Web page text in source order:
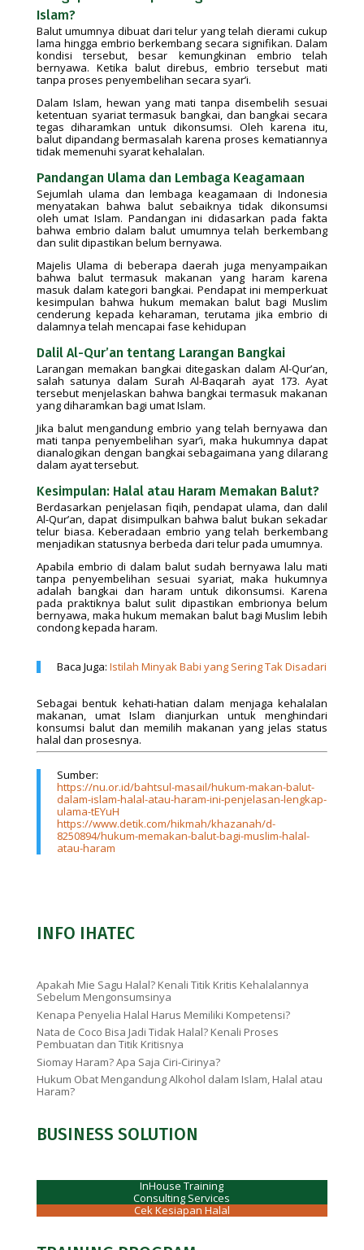
Islam?
Balut umumnya dibuat dari telur yang telah dierami cukup
lama hingga embrio berkembang secara signifikan. Dalam
kondisi tersebut, besar kemungkinan embrio telah
bernyawa. Ketika balut direbus, embrio tersebut mati
tanpa proses penyembelihan secara syar’i.
Dalam Islam, hewan yang mati tanpa disembelih sesuai
ketentuan syariat termasuk bangkai, dan bangkai secara
tegas diharamkan untuk dikonsumsi. Oleh karena itu,
balut dipandang bermasalah karena proses kematiannya
tidak memenuhi syarat kehalalan.
Pandangan Ulama dan Lembaga Keagamaan
Sejumlah ulama dan lembaga keagamaan di Indonesia
menyatakan bahwa balut sebaiknya tidak dikonsumsi
oleh umat Islam. Pandangan ini didasarkan pada fakta
bahwa embrio dalam balut umumnya telah berkembang
dan sulit dipastikan belum bernyawa.
Majelis Ulama di beberapa daerah juga menyampaikan
bahwa balut termasuk makanan yang haram karena
masuk dalam kategori bangkai. Pendapat ini memperkuat
kesimpulan bahwa hukum memakan balut bagi Muslim
cenderung kepada keharaman, terutama jika embrio di
dalamnya telah mencapai fase kehidupan
Dalil Al-Qur’an tentang Larangan Bangkai
Larangan memakan bangkai ditegaskan dalam Al-Qur’an,
salah satunya dalam Surah Al-Baqarah ayat 173. Ayat
tersebut menjelaskan bahwa bangkai termasuk makanan
yang diharamkan bagi umat Islam.
Jika balut mengandung embrio yang telah bernyawa dan
mati tanpa penyembelihan syar’i, maka hukumnya dapat
dianalogikan dengan bangkai sebagaimana yang dilarang
dalam ayat tersebut.
Kesimpulan: Halal atau Haram Memakan Balut?
Berdasarkan penjelasan fiqih, pendapat ulama, dan dalil
Al-Qur’an, dapat disimpulkan bahwa balut bukan sekadar
telur biasa. Keberadaan embrio yang telah berkembang
menjadikan statusnya berbeda dari telur pada umumnya.
Apabila embrio di dalam balut sudah bernyawa lalu mati
tanpa penyembelihan sesuai syariat, maka hukumnya
adalah bangkai dan haram untuk dikonsumsi. Karena
pada praktiknya balut sulit dipastikan embrionya belum
bernyawa, maka hukum memakan balut bagi Muslim lebih
condong kepada haram.
Baca Juga: Istilah Minyak Babi yang Sering Tak Disadari
Sebagai bentuk kehati-hatian dalam menjaga kehalalan
makanan, umat Islam dianjurkan untuk menghindari
konsumsi balut dan memilih makanan yang jelas status
halal dan prosesnya.
Sumber:
https://nu.or.id/bahtsul-masail/hukum-makan-balut-
dalam-islam-halal-atau-haram-ini-penjelasan-lengkap-
ulama-tEYuH
https://www.detik.com/hikmah/khazanah/d-
8250894/hukum-memakan-balut-bagi-muslim-halal-
atau-haram
INFO IHATEC
Apakah Mie Sagu Halal? Kenali Titik Kritis Kehalalannya
Sebelum Mengonsumsinya
Kenapa Penyelia Halal Harus Memiliki Kompetensi?
Nata de Coco Bisa Jadi Tidak Halal? Kenali Proses
Pembuatan dan Titik Kritisnya
Siomay Haram? Apa Saja Ciri-Cirinya?
Hukum Obat Mengandung Alkohol dalam Islam, Halal atau
Haram?
BUSINESS SOLUTION
InHouse Training
Consulting Services
Cek Kesiapan Halal